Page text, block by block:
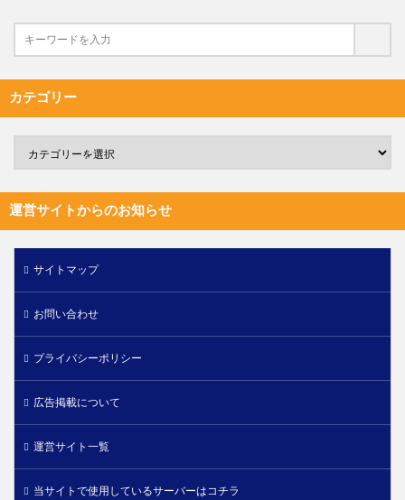
カテゴリー
運営サイトからのお知らせ
サイトマップ
お問い合わせ
プライバシーポリシー
広告掲載について
運営サイト一覧
当サイトで使用しているサーバーはコチラ